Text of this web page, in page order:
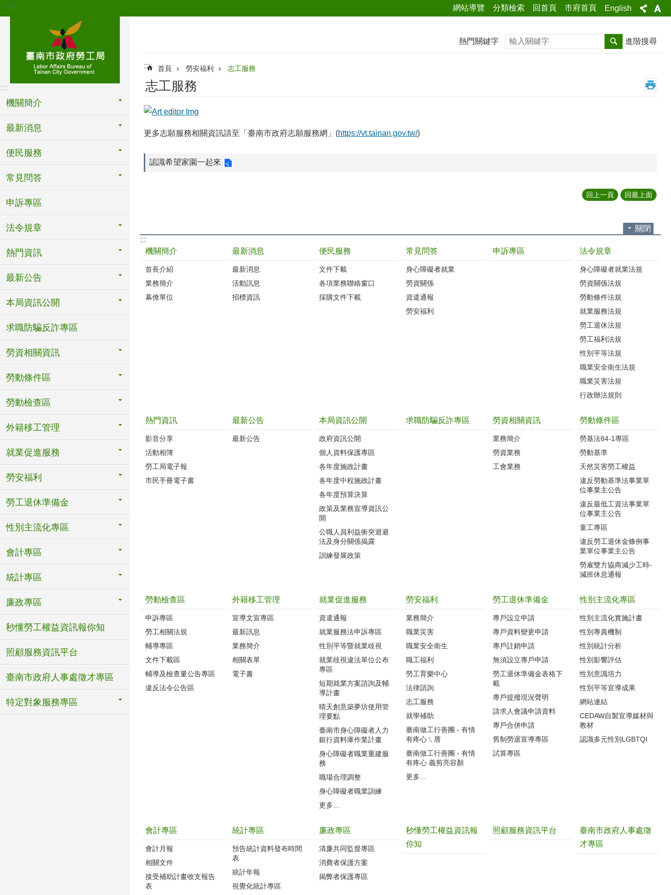
跳到主要內容區塊
::: 網站導覽 分類檢索 回首頁 市府首頁 English
:::
機關簡介
最新消息
便民服務
常見問答
申訴專區
法令規章
熱門資訊
最新公告
本局資訊公開
求職防騙反詐專區
勞資相關資訊
勞動條件區
勞動檢查區
外籍移工管理
就業促進服務
勞安福利
勞工退休準備金
性別主流化專區
會計專區
統計專區
廉政專區
秒懂勞工權益資訊報你知
照顧服務資訊平台
臺南市政府人事處徵才專區
特定對象服務專區
熱門關鍵字 搜尋 進階搜尋
::: 首頁 勞安福利 志工服務
志工服務
更多志願服務相關資訊請至「臺南市政府志願服務網」(https://vt.tainan.gov.tw/)
認識希望家園一起來
回上一頁 回最上面
關閉
:::
機關簡介
首長介紹
業務簡介
幕僚單位
最新消息
最新消息
活動訊息
招標資訊
便民服務
文件下載
各項業務聯絡窗口
採購文件下載
常見問答
身心障礙者就業
勞資關係
資遣通報
勞安福利
申訴專區 法令規章
身心障礙者就業法規
勞資關係法規
勞動條件法規
就業服務法規
勞工退休法規
勞工福利法規
性別平等法規
職業安全衛生法規
職業災害法規
行政辦法規則
熱門資訊
影音分享
活動相簿
勞工局電子報
市民手冊電子書
最新公告
最新公告
本局資訊公開
政府資訊公開
個人資料保護專區
各年度施政計畫
各年度中程施政計畫
各年度預算決算
政策及業務宣導資訊公
開
公職人員利益衝突迴避
法及身分關係揭露
訓練發展政策
求職防騙反詐專區 勞資相關資訊
業務簡介
勞資業務
工會業務
勞動條件區
勞基法84-1專區
勞動基準
天然災害勞工權益
違反勞動基準法事業單
位事業主公告
違反最低工資法事業單
位事業主公告
童工專區
違反勞工退休金條例事
業單位事業主公告
勞雇雙方協商減少工時-
減班休息通報
勞動檢查區
申訴專區
勞工相關法規
輔導專區
文件下載區
輔導及檢查量公告專區
違反法令公告區
外籍移工管理
宣導文宣專區
最新訊息
業務簡介
相關表單
電子書
就業促進服務
資遣通報
就業服務法申訴專區
性別平等暨就業歧視
就業歧視違法單位公布
專區
短期就業方案諮詢及輔
導計畫
晴天創意築夢坊使用管
理要點
臺南市身心障礙者人力
銀行資料庫作業計畫
身心障礙者職業重建服
務
職場合理調整
身心障礙者職業訓練
更多...
勞安福利
業務簡介
職業災害
職業安全衛生
職工福利
勞工育樂中心
法律諮詢
志工服務
就學補助
臺南做工行善團 - 有情
有疼心ㄟ厝
臺南做工行善團 - 有情
有疼心 義剪亮容顏
更多...
勞工退休準備金
專戶設立申請
專戶資料變更申請
專戶註銷申請
無須設立專戶申請
勞工退休準備金表格下
載
專戶提撥現況聲明
請求人會議申請資料
專戶合併申請
舊制勞退宣導專區
試算專區
性別主流化專區
性別主流化實施計畫
性別專責機制
性別統計分析
性別影響評估
性別意識培力
性別平等宣導成果
網站連結
CEDAW自製宣導媒材與
教材
認識多元性別LGBTQI
會計專區
會計月報
相關文件
接受補助計畫收支報告
表
統計專區
預告統計資料發布時間
表
統計年報
視覺化統計專區
廉政專區
清廉共同監督專區
消費者保護方案
揭弊者保護專區
秒懂勞工權益資訊報
你知
照顧服務資訊平台
臺南市政府人事處徵
才專區